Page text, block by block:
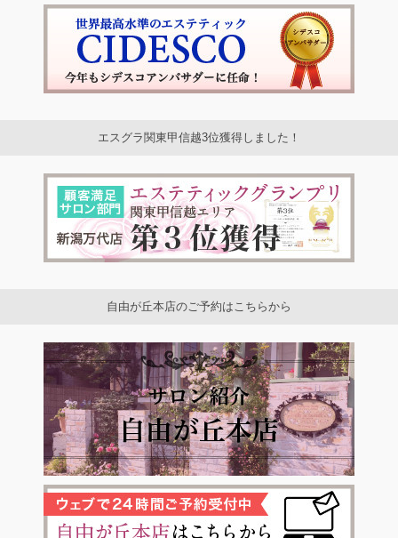
エスグラ関東甲信越3位獲得しました！
自由が丘本店のご予約はこちらから